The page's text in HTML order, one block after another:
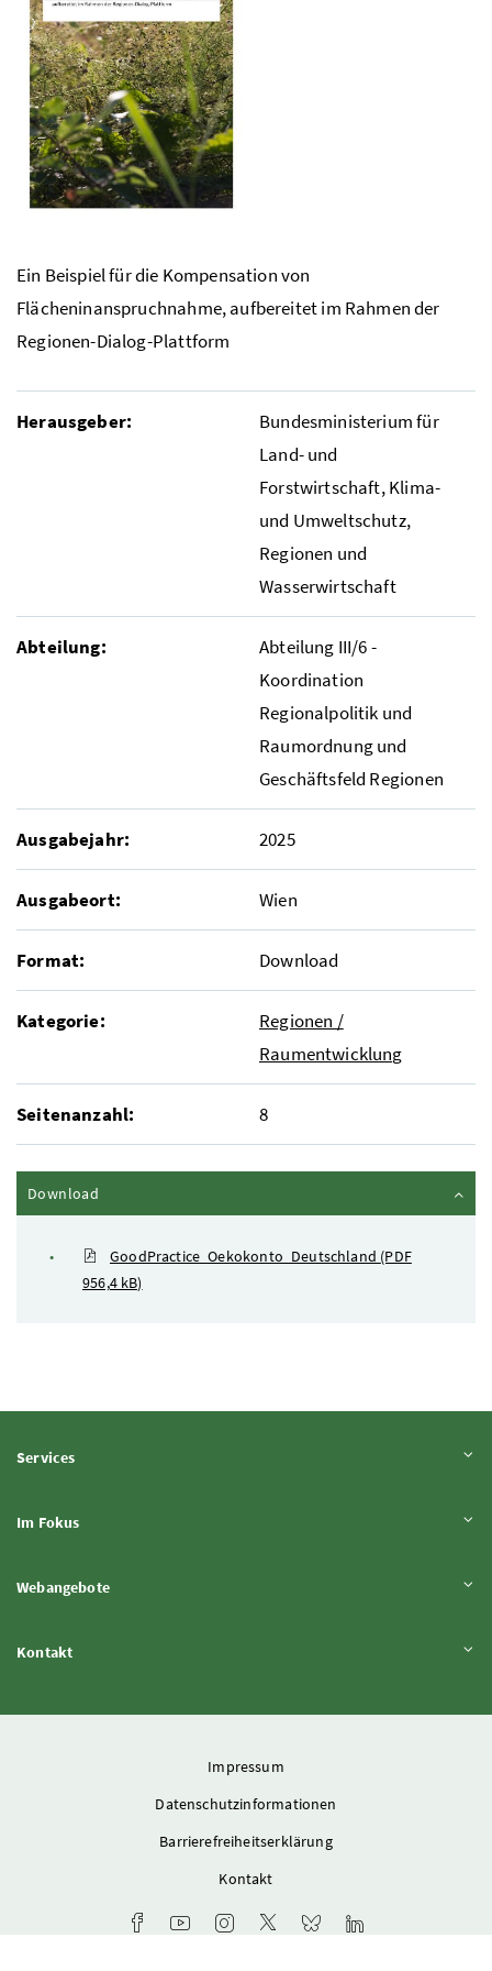
Ein Beispiel für die Kompensation von
Flächeninanspruchnahme, aufbereitet im Rahmen der
Regionen-Dialog-Plattform
Herausgeber:
Bundesministerium für
Land- und
Forstwirtschaft, Klima-
und Umweltschutz,
Regionen und
Wasserwirtschaft
Abteilung:
Abteilung III/6 -
Koordination
Regionalpolitik und
Raumordnung und
Geschäftsfeld Regionen
Ausgabejahr: 2025
Ausgabeort: Wien
Format: Download
Kategorie:
Regionen /
Raumentwicklung
Seitenanzahl: 8
Download
GoodPractice_Oekokonto_Deutschland (PDF
956,4 kB)
ServicesInhalt aufklappen
Im FokusInhalt aufklappen
WebangeboteInhalt aufklappen
KontaktInhalt aufklappen
Impressum
Datenschutzinformationen
Barrierefreiheitserklärung
Kontakt
Facebook-Kanal des Ministeriums
Youtube-Kanal des Bundesministeriums
Instagram-Auftritt des Ministeriums
X-Account des Ministeriums
Bluesky-Account des